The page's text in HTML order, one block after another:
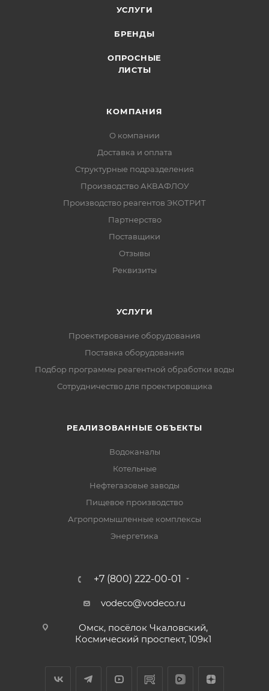
УСЛУГИ
БРЕНДЫ
ОПРОСНЫЕ
ЛИСТЫ
КОМПАНИЯ
О компании
Доставка и оплата
Структурные подразделения
Производство АКВАФЛОУ
Производство реагентов ЭКОТРИТ
Партнерство
Поставщики
Отзывы
Реквизиты
УСЛУГИ
Проектирование оборудования
Поставка оборудования
Подбор программы реагентной обработки воды
Сотрудничество для проектировщика
РЕАЛИЗОВАННЫЕ ОБЪЕКТЫ
Водоканалы
Котельные
Нефтегазовые заводы
Пищевое производство
Агропромышленные комплексы
Энергетика
+7 (800) 222-00-01
vodeco@vodeco.ru
Омск, посёлок Чкаловский,
Космический проспект, 109к1